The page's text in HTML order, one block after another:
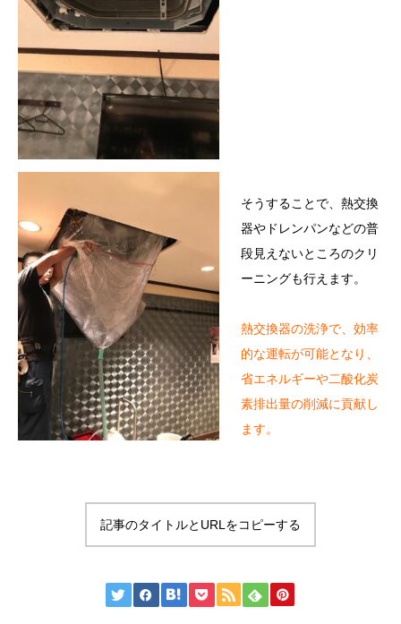
そうすることで、熱交換
器やドレンパンなどの普
段見えないところのクリ
ーニングも行えます。
熱交換器の洗浄で、効率
的な運転が可能となり、
省エネルギーや二酸化炭
素排出量の削減に貢献し
ます。
記事のタイトルとURLをコピーする